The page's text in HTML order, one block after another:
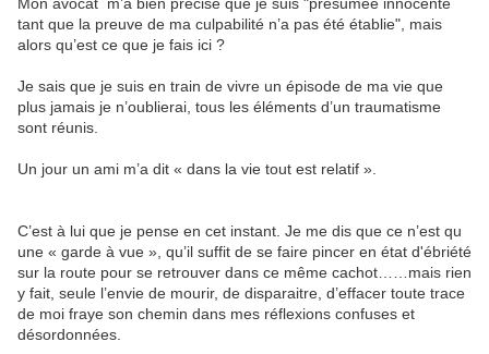
tant que la preuve de ma culpabilité n’a pas été établie", mais
alors qu’est ce que je fais ici ?
Je sais que je suis en train de vivre un épisode de ma vie que
plus jamais je n’oublierai, tous les éléments d’un traumatisme
sont réunis.
Un jour un ami m’a dit « dans la vie tout est relatif ».
C’est à lui que je pense en cet instant. Je me dis que ce n’est qu
une « garde à vue », qu’il suffit de se faire pincer en état d'ébriété
sur la route pour se retrouver dans ce même cachot……mais rien
y fait, seule l’envie de mourir, de disparaitre, d’effacer toute trace
de moi fraye son chemin dans mes réflexions confuses et
désordonnées.